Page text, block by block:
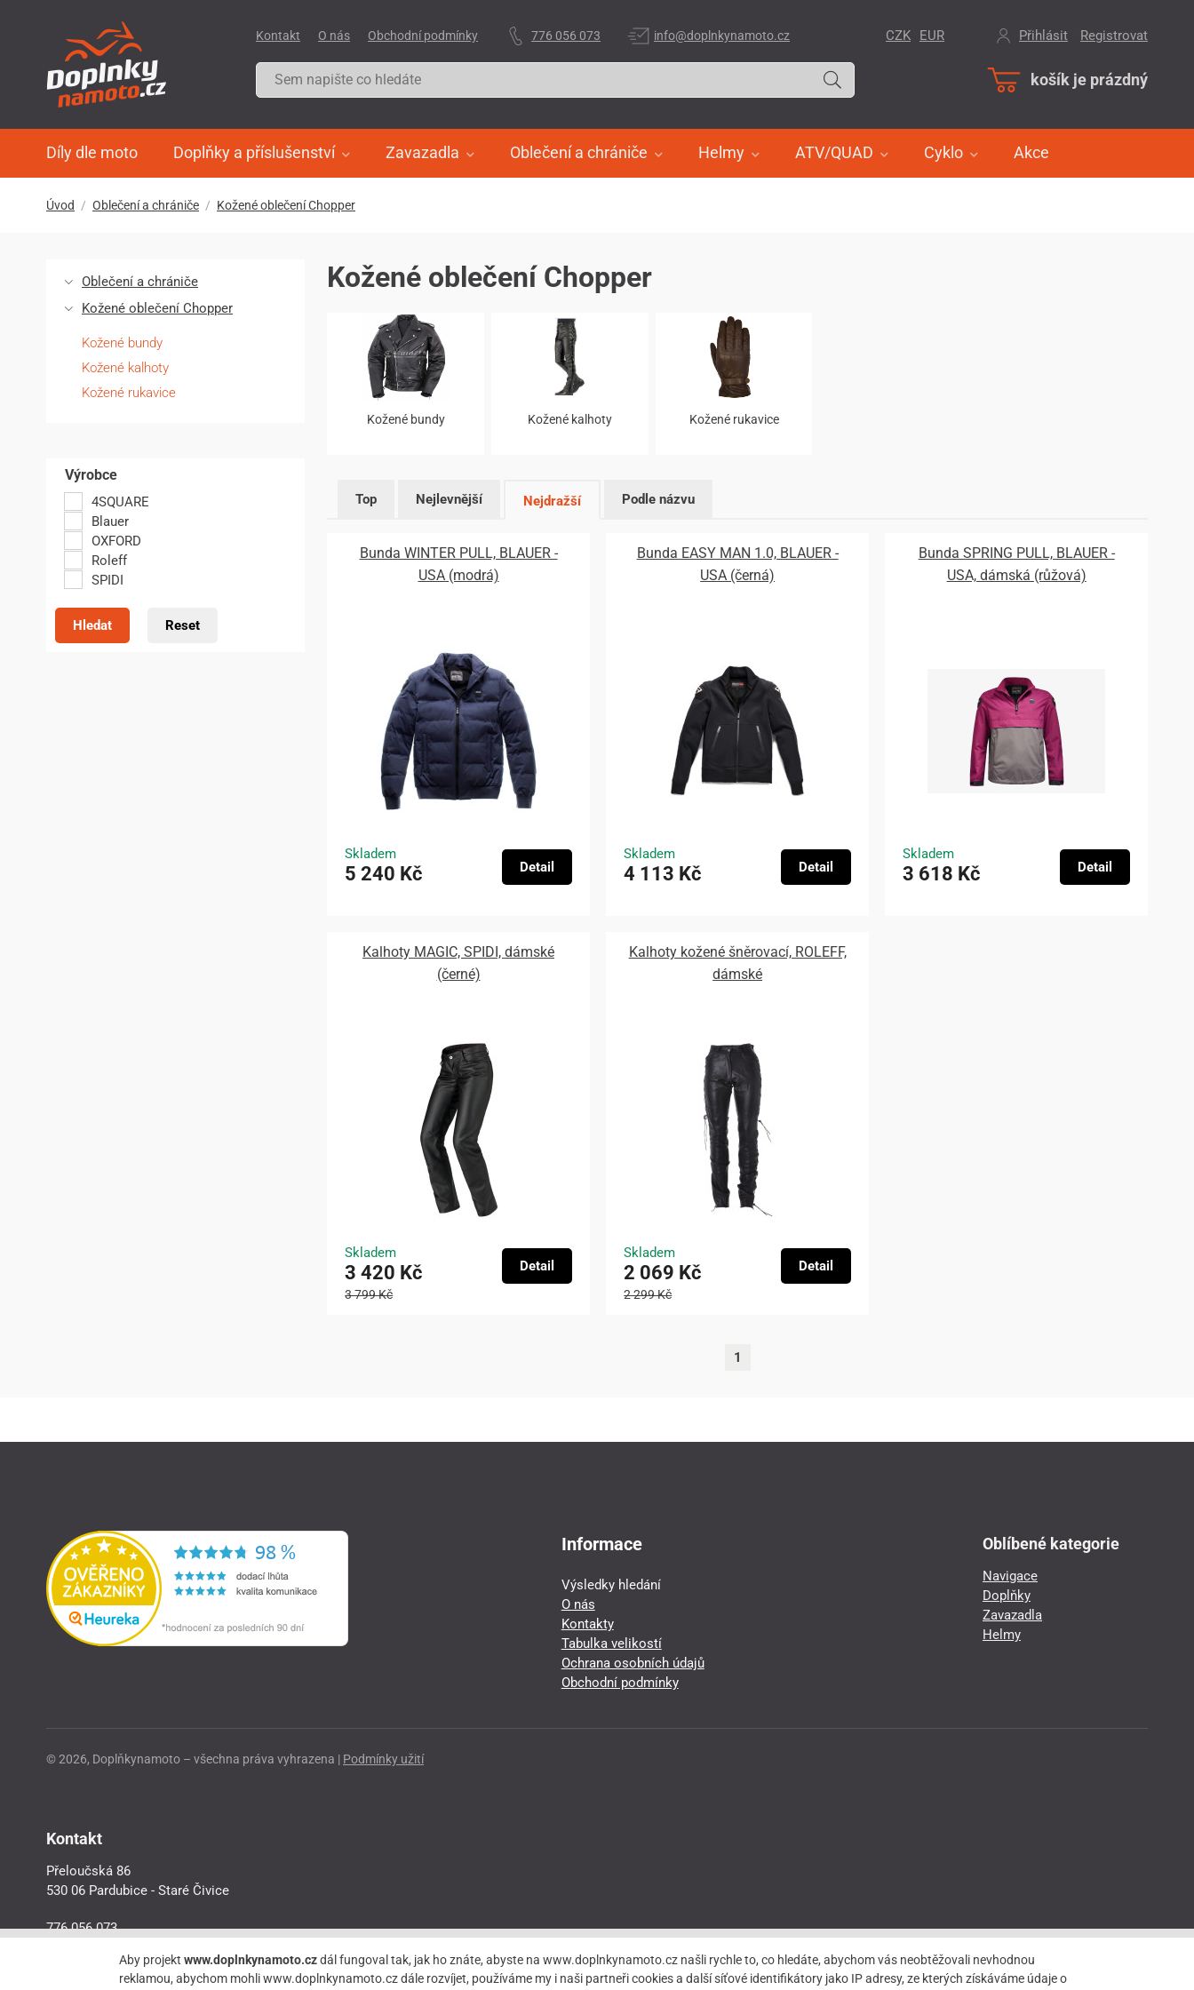
košík je prázdný
Díly dle moto Doplňky a příslušenství Zavazadla Oblečení a chrániče Helmy ATV/QUAD Cyklo Akce
CZK EUR Přihlásit Registrovat
Kontakt O nás Obchodní podmínky 776 056 073 info@doplnkynamoto.cz
Úvod Oblečení a chrániče Kožené oblečení Chopper
Oblečení a chrániče
Kožené oblečení Chopper
Kožené bundy
Kožené kalhoty
Kožené rukavice
Výrobce
4SQUARE
Blauer
OXFORD
Roleff
SPIDI
Hledat Reset
Kožené oblečení Chopper
Kožené bundy Kožené kalhoty Kožené rukavice
Top Nejlevnější Nejdražší Podle názvu
Bunda WINTER PULL, BLAUER -
USA (modrá)
Skladem
5 240 Kč Detail
Bunda EASY MAN 1.0, BLAUER -
USA (černá)
Skladem
4 113 Kč Detail
Bunda SPRING PULL, BLAUER -
USA, dámská (růžová)
Skladem
3 618 Kč Detail
Kalhoty MAGIC, SPIDI, dámské
(černé)
Skladem
3 420 Kč
3 799 Kč
Detail
Kalhoty kožené šněrovací, ROLEFF,
dámské
Skladem
2 069 Kč
2 299 Kč
Detail
1
Informace
Výsledky hledání
O nás
Kontakty
Tabulka velikostí
Ochrana osobních údajů
Obchodní podmínky
Oblíbené kategorie
Navigace
Doplňky
Zavazadla
Helmy
© 2026, Doplňkynamoto – všechna práva vyhrazena | Podmínky užití
Kontakt
Přeloučská 86
530 06 Pardubice - Staré Čivice
776 056 073
Aby projektwww.doplnkynamoto.czdál fungoval tak, jak ho znáte, abyste na www.doplnkynamoto.cz našli rychle to, co hledáte, abychom vás neobtěžovali nevhodnou
reklamou, abychom mohli www.doplnkynamoto.cz dále rozvíjet, používáme my i naši partneři cookies a další síťové identifikátory jako IP adresy, ze kterých získáváme údaje o